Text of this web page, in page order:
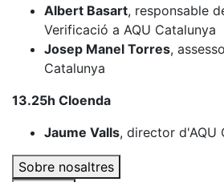
Albert Basart, responsable
Verificació a AQU Catalunya
Josep Manel Torres,
Catalunya
13.25h Cloenda
Jaume Valls, director d'AQU
Sobre nosaltres